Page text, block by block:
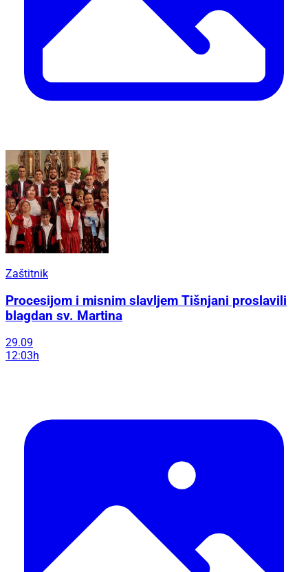
Zaštitnik
Procesijom i misnim slavljem Tišnjani proslavili
blagdan sv. Martina
29.09
12:03h